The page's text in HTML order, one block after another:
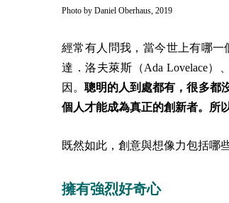
Photo by Daniel Oberhaus, 2019
經常有人問我，當今世上有哪
達．洛夫萊斯（Ada Lovelace
因。聰明的人到處都有，很多都
個人才能成為真正的創新者。所
既然如此，創意與想像力包括哪
擁有強烈好奇心